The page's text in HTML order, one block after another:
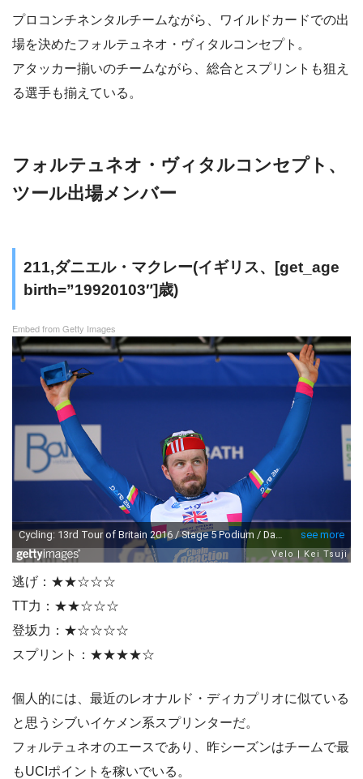
プロコンチネンタルチームながら、ワイルドカードでの出
場を決めたフォルテュネオ・ヴィタルコンセプト。
アタッカー揃いのチームながら、総合とスプリントも狙え
る選手も揃えている。
フォルテュネオ・ヴィタルコンセプト、
ツール出場メンバー
211,ダニエル・マクレー(イギリス、[get_age
birth=”19920103″]歳)
Embed from Getty Images
逃げ：★★☆☆☆
TT力：★★☆☆☆
登坂力：★☆☆☆☆
スプリント：★★★★☆
個人的には、最近のレオナルド・ディカプリオに似ている
と思うシブいイケメン系スプリンターだ。
フォルテュネオのエースであり、昨シーズンはチームで最
もUCIポイントを稼いでいる。